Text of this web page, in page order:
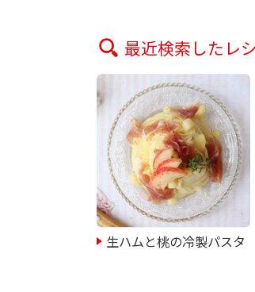
最近検索したレ
生ハムと桃の冷製パスタ